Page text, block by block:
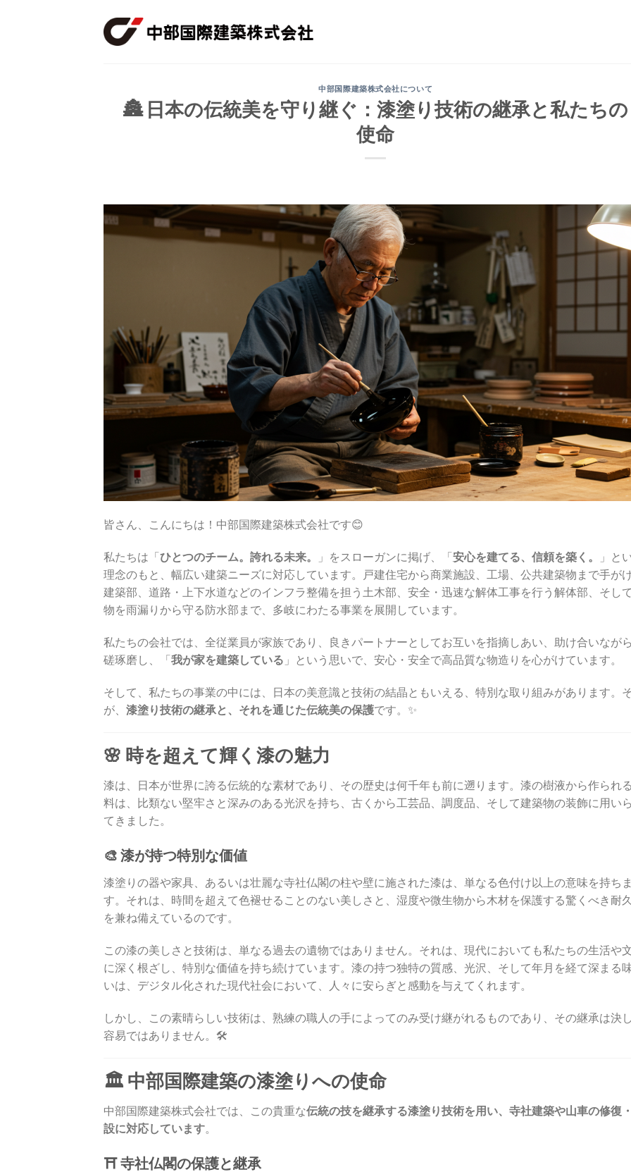
中部国際建築株式会社について
🏯 日本の伝統美を守り継ぐ：漆塗り技術の継承と私たちの
使命
皆さん、こんにちは！中部国際建築株式会社です😊
私たちは「ひとつのチーム。誇れる未来。 」をスローガンに掲げ、「安心を建てる、信頼を築く。
」と
理念のもと、幅広い建築ニーズに対応しています。戸建住宅から商業施設、工場、公共建築物まで手が
建築部、道路・上下水道などのインフラ整備を担う土木部、安全・迅速な解体工事を行う解体部、そし
物を雨漏りから守る防水部まで、多岐にわたる事業を展開しています。
私たちの会社では、全従業員が家族であり、良きパートナーとしてお互いを指摘しあい、助け合いなが
磋琢磨し、「我が家を建築している 」という思いで、安心・安全で高品質な物造りを心がけています。
そして、私たちの事業の中には、日本の美意識と技術の結晶ともいえる、特別な取り組みがあります。
が、 漆塗り技術の継承と、それを通じた伝統美の保護です。✨
🌸 時を超えて輝く漆の魅力
漆は、日本が世界に誇る伝統的な素材であり、その歴史は何千年も前に遡ります。漆の樹液から作られ
料は、比類ない堅牢さと深みのある光沢を持ち、古くから工芸品、調度品、そして建築物の装飾に用い
てきました。
🎨 漆が持つ特別な価値
漆塗りの器や家具、あるいは壮麗な寺社仏閣の柱や壁に施された漆は、単なる色付け以上の意味を持ちま
す。それは、時間を超えて色褪せることのない美しさと、湿度や微生物から木材を保護する驚くべき耐
を兼ね備えているのです。
この漆の美しさと技術は、単なる過去の遺物ではありません。それは、現代においても私たちの生活や
に深く根ざし、特別な価値を持ち続けています。漆の持つ独特の質感、光沢、そして年月を経て深まる
いは、デジタル化された現代社会において、人々に安らぎと感動を与えてくれます。
しかし、この素晴らしい技術は、熟練の職人の手によってのみ受け継がれるものであり、その継承は決
容易ではありません。🛠️
🏛️ 中部国際建築の漆塗りへの使命
中部国際建築株式会社では、この貴重な伝統の技を継承する漆塗り技術を用い、寺社建築や山車の修復
設に対応しています。
⛩️ 寺社仏閣の保護と継承